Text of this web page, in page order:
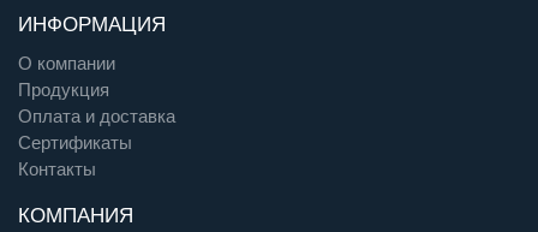
ИНФОРМАЦИЯ
О компании
Продукция
Оплата и доставка
Сертификаты
Контакты
КОМПАНИЯ